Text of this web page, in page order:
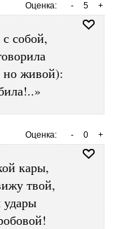
Оценка: +
5
-
собой,
живой):
Оценка: +
0
-
кары,
твой,